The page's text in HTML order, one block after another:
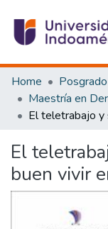
Communities &
All of DSpace
Statistics
Home Posgrado
El
buen vivir